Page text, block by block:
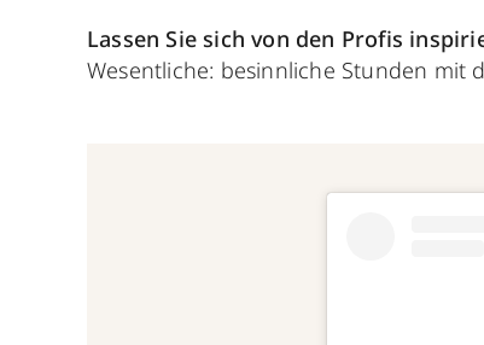
Lassen Sie sich von den Profis
Wesentliche: besinnliche Stunden mit